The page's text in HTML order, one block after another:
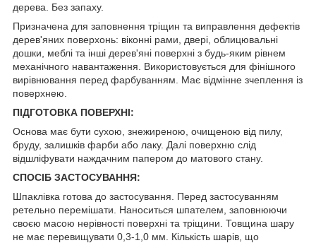
дерева. Без запаху.
Призначена для заповнення тріщин та виправлення дефектів
дерев'яних поверхонь: віконні рами, двері, облицювальні
дошки, меблі та інші дерев'яні поверхні з будь-яким рівнем
механічного навантаження. Використовується для фінішного
вирівнювання перед фарбуванням. Має відмінне зчеплення із
поверхнею.
ПІДГОТОВКА ПОВЕРХНІ:
Основа має бути сухою, знежиреною, очищеною від пилу,
бруду, залишків фарби або лаку. Далі поверхню слід
відшліфувати наждачним папером до матового стану.
СПОСІБ ЗАСТОСУВАННЯ:
Шпаклівка готова до застосування. Перед застосуванням
ретельно перемішати. Наноситься шпателем, заповнюючи
своєю масою нерівності поверхні та тріщини. Товщина шару
не має перевищувати 0,3-1,0 мм. Кількість шарів, що